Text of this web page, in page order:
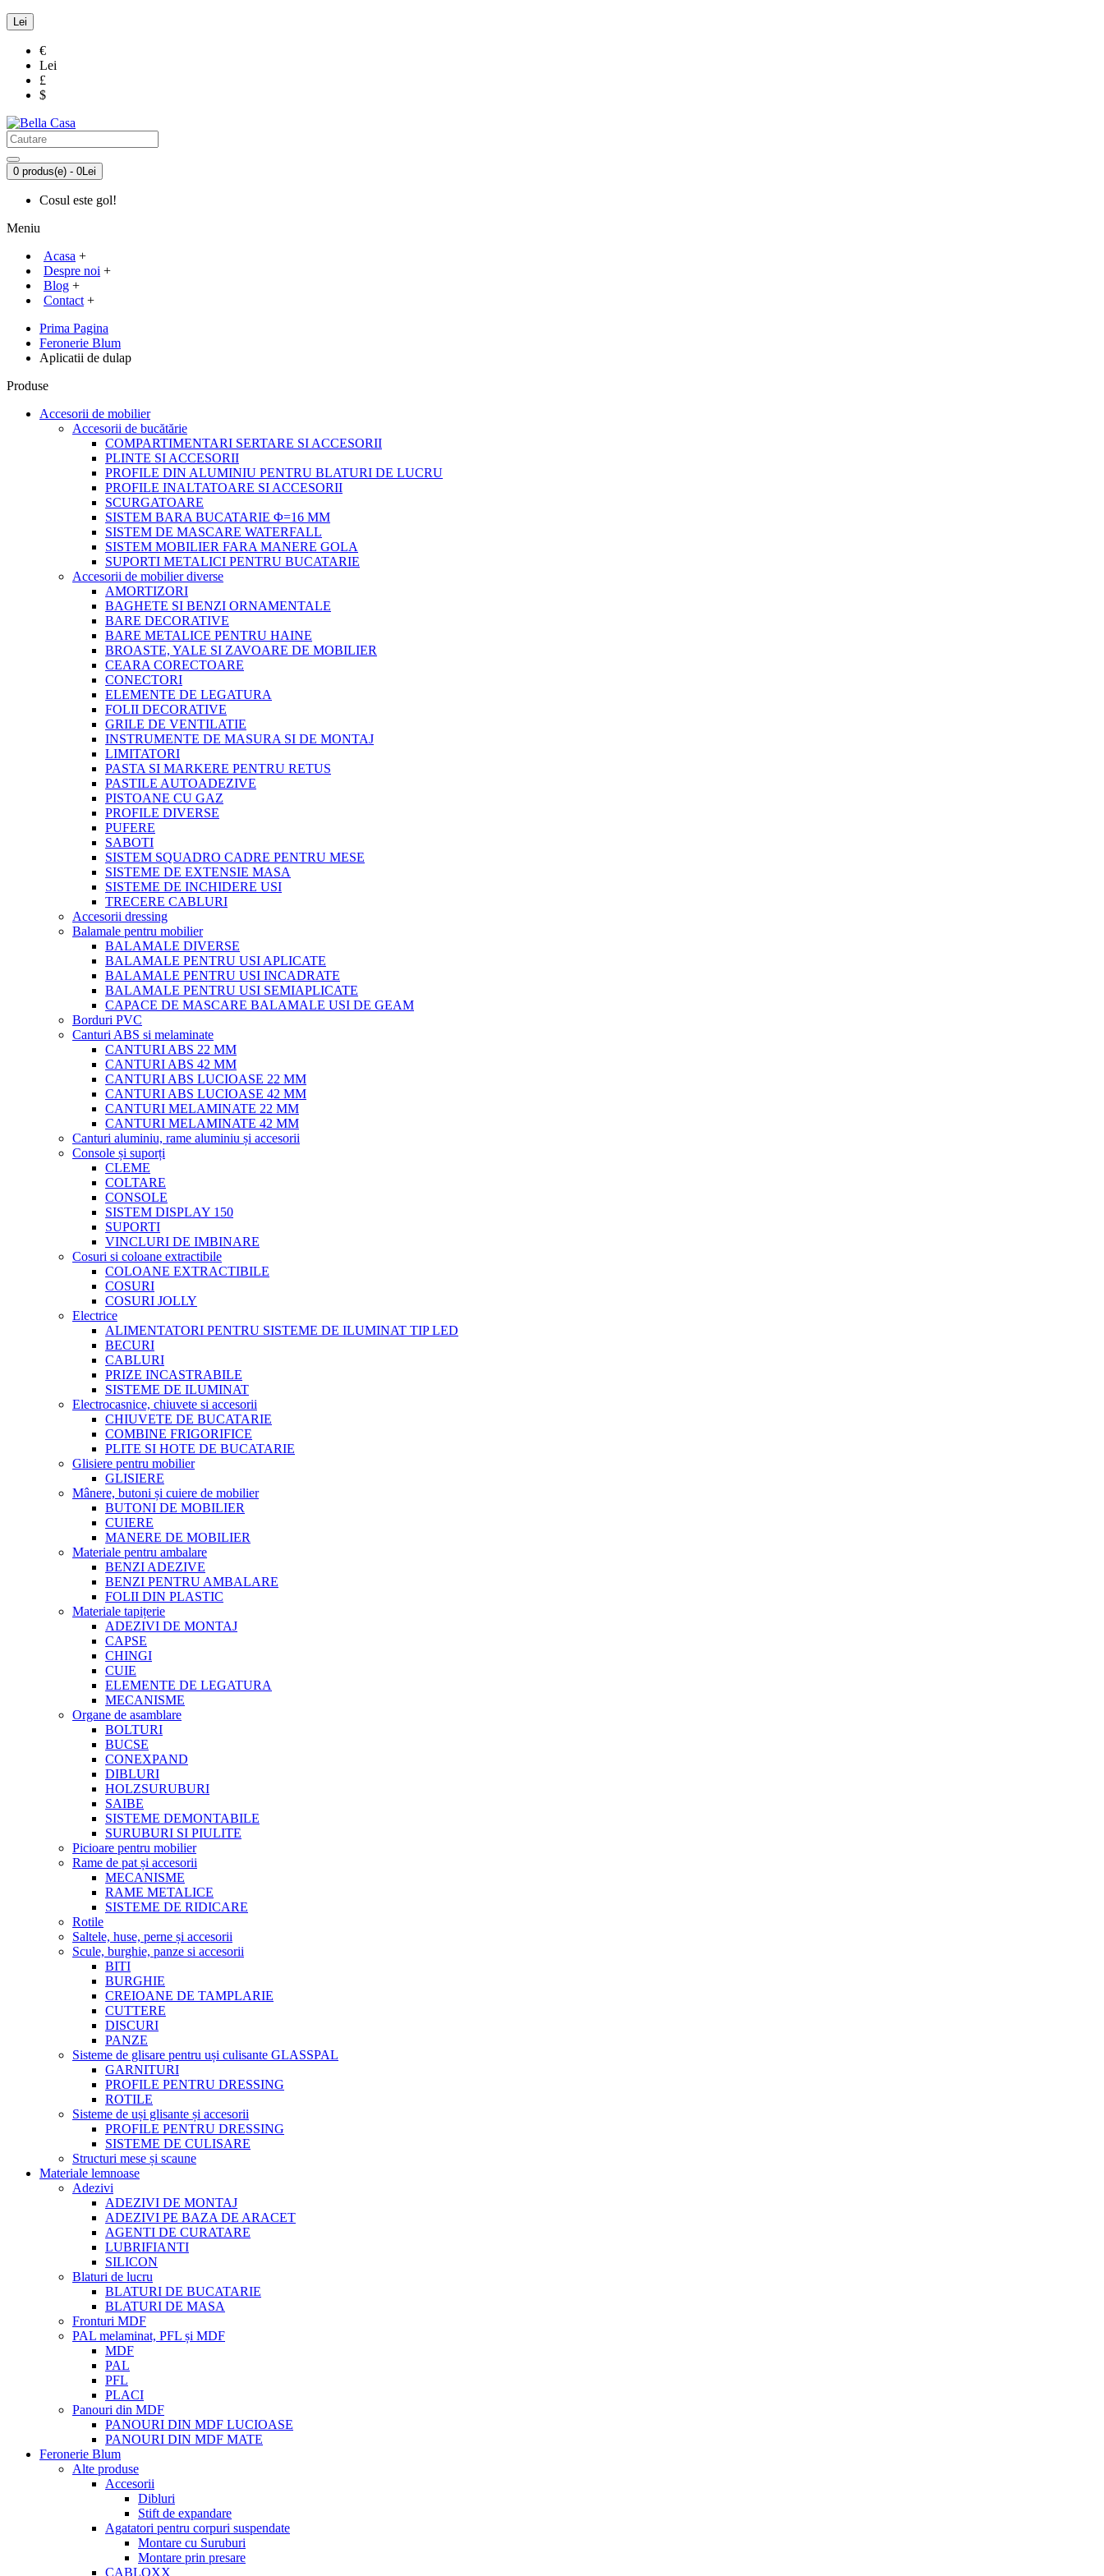
Lei
€
Lei
£
$
0 produs(e) - 0Lei
Cosul este gol!
Meniu
Acasa +
Despre noi +
Blog +
Contact +
Prima Pagina
Feronerie Blum
Aplicatii de dulap
Produse
Accesorii de mobilier
Accesorii de bucătărie
COMPARTIMENTARI SERTARE SI ACCESORII
PLINTE SI ACCESORII
PROFILE DIN ALUMINIU PENTRU BLATURI DE LUCRU
PROFILE INALTATOARE SI ACCESORII
SCURGATOARE
SISTEM BARA BUCATARIE Φ=16 MM
SISTEM DE MASCARE WATERFALL
SISTEM MOBILIER FARA MANERE GOLA
SUPORTI METALICI PENTRU BUCATARIE
Accesorii de mobilier diverse
AMORTIZORI
BAGHETE SI BENZI ORNAMENTALE
BARE DECORATIVE
BARE METALICE PENTRU HAINE
BROASTE, YALE SI ZAVOARE DE MOBILIER
CEARA CORECTOARE
CONECTORI
ELEMENTE DE LEGATURA
FOLII DECORATIVE
GRILE DE VENTILATIE
INSTRUMENTE DE MASURA SI DE MONTAJ
LIMITATORI
PASTA SI MARKERE PENTRU RETUS
PASTILE AUTOADEZIVE
PISTOANE CU GAZ
PROFILE DIVERSE
PUFERE
SABOTI
SISTEM SQUADRO CADRE PENTRU MESE
SISTEME DE EXTENSIE MASA
SISTEME DE INCHIDERE USI
TRECERE CABLURI
Accesorii dressing
Balamale pentru mobilier
BALAMALE DIVERSE
BALAMALE PENTRU USI APLICATE
BALAMALE PENTRU USI INCADRATE
BALAMALE PENTRU USI SEMIAPLICATE
CAPACE DE MASCARE BALAMALE USI DE GEAM
Borduri PVC
Canturi ABS si melaminate
CANTURI ABS 22 MM
CANTURI ABS 42 MM
CANTURI ABS LUCIOASE 22 MM
CANTURI ABS LUCIOASE 42 MM
CANTURI MELAMINATE 22 MM
CANTURI MELAMINATE 42 MM
Canturi aluminiu, rame aluminiu și accesorii
Console și suporți
CLEME
COLTARE
CONSOLE
SISTEM DISPLAY 150
SUPORTI
VINCLURI DE IMBINARE
Cosuri si coloane extractibile
COLOANE EXTRACTIBILE
COSURI
COSURI JOLLY
Electrice
ALIMENTATORI PENTRU SISTEME DE ILUMINAT TIP LED
BECURI
CABLURI
PRIZE INCASTRABILE
SISTEME DE ILUMINAT
Electrocasnice, chiuvete si accesorii
CHIUVETE DE BUCATARIE
COMBINE FRIGORIFICE
PLITE SI HOTE DE BUCATARIE
Glisiere pentru mobilier
GLISIERE
Mânere, butoni și cuiere de mobilier
BUTONI DE MOBILIER
CUIERE
MANERE DE MOBILIER
Materiale pentru ambalare
BENZI ADEZIVE
BENZI PENTRU AMBALARE
FOLII DIN PLASTIC
Materiale tapițerie
ADEZIVI DE MONTAJ
CAPSE
CHINGI
CUIE
ELEMENTE DE LEGATURA
MECANISME
Organe de asamblare
BOLTURI
BUCSE
CONEXPAND
DIBLURI
HOLZSURUBURI
SAIBE
SISTEME DEMONTABILE
SURUBURI SI PIULITE
Picioare pentru mobilier
Rame de pat și accesorii
MECANISME
RAME METALICE
SISTEME DE RIDICARE
Rotile
Saltele, huse, perne și accesorii
Scule, burghie, panze si accesorii
BITI
BURGHIE
CREIOANE DE TAMPLARIE
CUTTERE
DISCURI
PANZE
Sisteme de glisare pentru uși culisante GLASSPAL
GARNITURI
PROFILE PENTRU DRESSING
ROTILE
Sisteme de uși glisante și accesorii
PROFILE PENTRU DRESSING
SISTEME DE CULISARE
Structuri mese și scaune
Materiale lemnoase
Adezivi
ADEZIVI DE MONTAJ
ADEZIVI PE BAZA DE ARACET
AGENTI DE CURATARE
LUBRIFIANTI
SILICON
Blaturi de lucru
BLATURI DE BUCATARIE
BLATURI DE MASA
Fronturi MDF
PAL melaminat, PFL și MDF
MDF
PAL
PFL
PLACI
Panouri din MDF
PANOURI DIN MDF LUCIOASE
PANOURI DIN MDF MATE
Feronerie Blum
Alte produse
Accesorii
Dibluri
Stift de expandare
Agatatori pentru corpuri suspendate
Montare cu Suruburi
Montare prin presare
CABLOXX